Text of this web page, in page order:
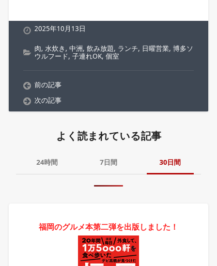
2025年10月13日
肉, 水炊き , 中洲, 飲み放題, ランチ, 日曜営業, 博多ソ
ウルフード, 子連れOK, 個室
前の記事
次の記事
よく読まれている記事
24時間 7日間 30日間
福岡のグルメ本第二弾を出版しました！